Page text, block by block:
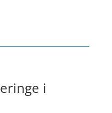
i